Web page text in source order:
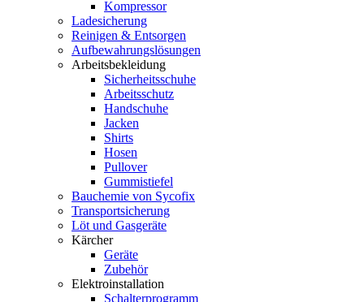
Kompressor
Ladesicherung
Reinigen & Entsorgen
Aufbewahrungslösungen
Arbeitsbekleidung
Sicherheitsschuhe
Arbeitsschutz
Handschuhe
Jacken
Shirts
Hosen
Pullover
Gummistiefel
Bauchemie von Sycofix
Transportsicherung
Löt und Gasgeräte
Kärcher
Geräte
Zubehör
Elektroinstallation
Schalterprogramm